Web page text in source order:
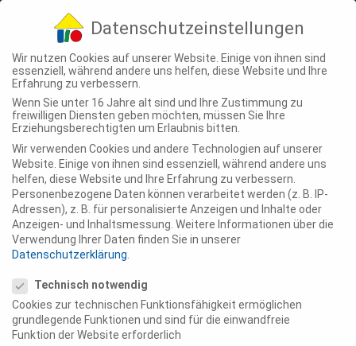
Gemeinschaftliches Leben in der Stadt
Datenschutzeinstellungen
Wir nutzen Cookies auf unserer Website. Einige von ihnen sind
essenziell, während andere uns helfen, diese Website und Ihre
Erfahrung zu verbessern.
Wenn Sie unter 16 Jahre alt sind und Ihre Zustimmung zu
freiwilligen Diensten geben möchten, müssen Sie Ihre
Erziehungsberechtigten um Erlaubnis bitten.
Wir verwenden Cookies und andere Technologien auf unserer
Website. Einige von ihnen sind essenziell, während andere uns
helfen, diese Website und Ihre Erfahrung zu verbessern.
Personenbezogene Daten können verarbeitet werden (z. B. IP-
Adressen), z. B. für personalisierte Anzeigen und Inhalte oder
Anzeigen- und Inhaltsmessung. Weitere Informationen über die
Verwendung Ihrer Daten finden Sie in unserer
Datenschutzerklärung
Technisch notwendig
Cookies zur technischen Funktionsfähigkeit ermöglichen
grundlegende Funktionen und sind für die einwandfreie
Funktion der Website erforderlich